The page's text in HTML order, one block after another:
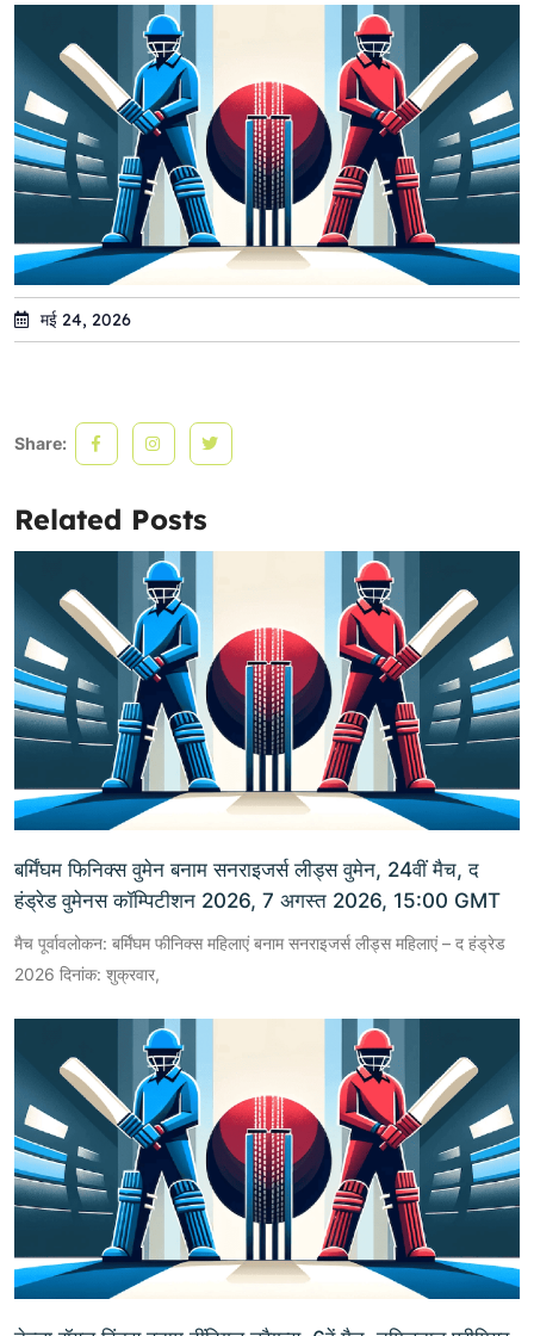
मई 24, 2026
Share:
Related Posts
बर्मिंघम फिनिक्स वुमेन बनाम सनराइजर्स लीड्स वुमेन, 24वीं मैच, द
हंड्रेड वुमेनस कॉम्पिटीशन 2026, 7 अगस्त 2026, 15:00 GMT
मैच पूर्वावलोकन: बर्मिंघम फीनिक्स महिलाएं बनाम सनराइजर्स लीड्स महिलाएं – द हंड्रेड
2026 दिनांक: शुक्रवार,